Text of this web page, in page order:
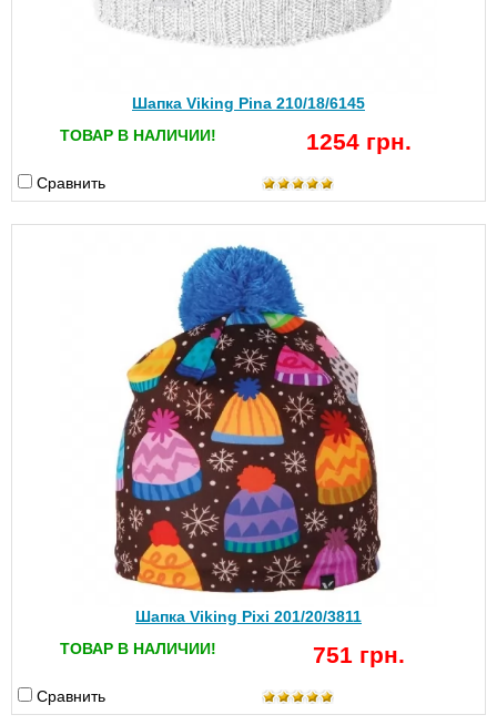
Шапка Viking Pina 210/18/6145
ТОВАР В НАЛИЧИИ!
1254 грн.
Сравнить
Шапка Viking Pixi 201/20/3811
ТОВАР В НАЛИЧИИ!
751 грн.
Сравнить